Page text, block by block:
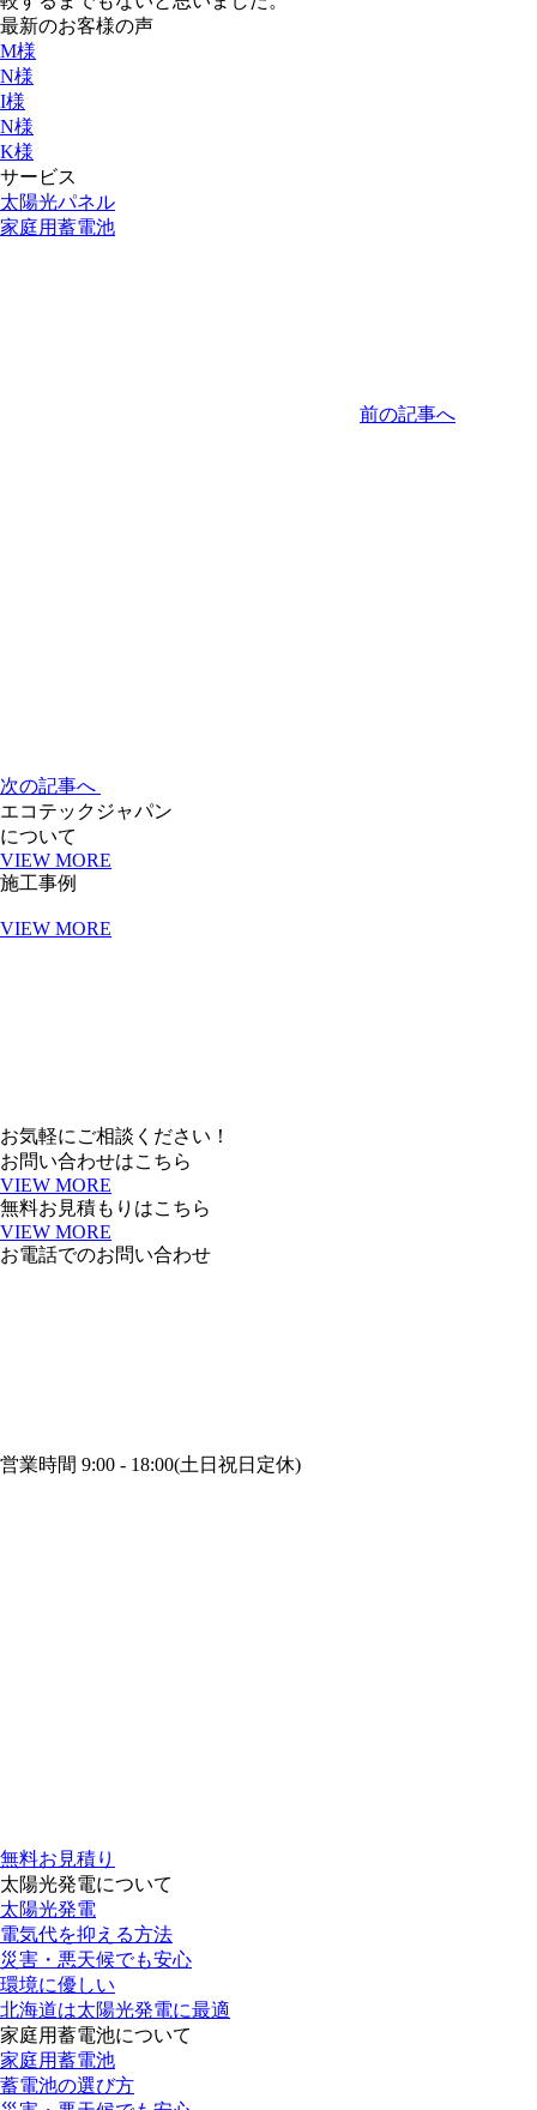
最新のお客様の声
M様
N様
I様
N様
K様
サービス
太陽光パネル
家庭用蓄電池
前の記事へ
次の記事へ
エコテックジャパン
について
VIEW MORE
施工事例
VIEW MORE
お気軽にご相談ください！
お問い合わせはこちら
VIEW MORE
無料お見積もりはこちら
VIEW MORE
お電話でのお問い合わせ
営業時間 9:00 - 18:00(土日祝日定休)
無料お見積り
太陽光発電について
太陽光発電
電気代を抑える方法
災害・悪天候でも安心
環境に優しい
北海道は太陽光発電に最適
家庭用蓄電池について
家庭用蓄電池
蓄電池の選び方